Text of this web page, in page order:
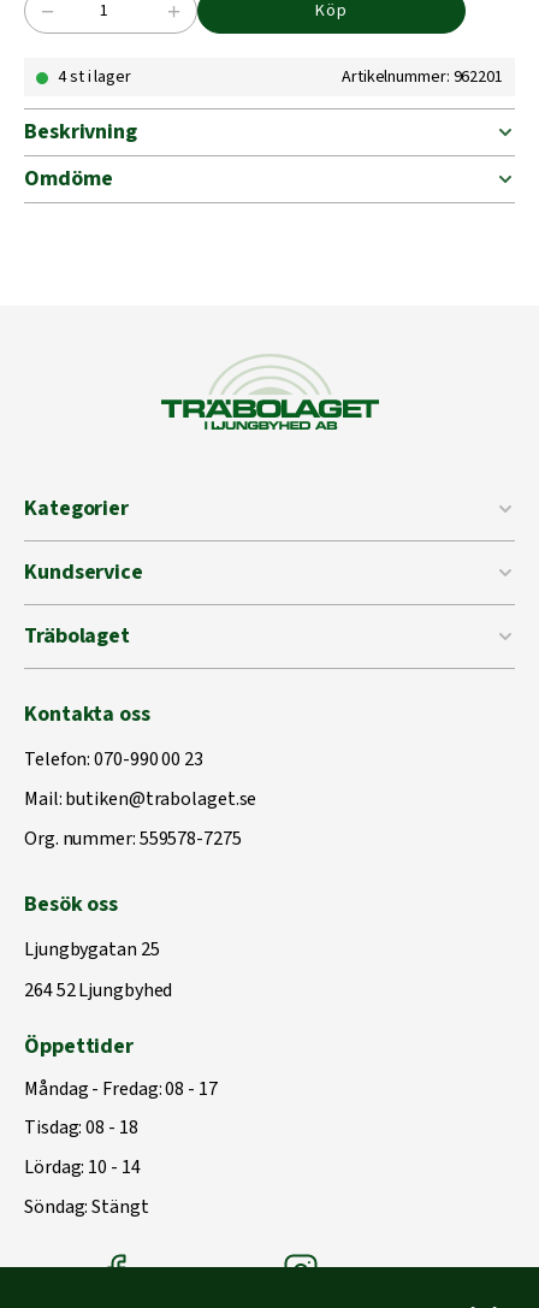
RÖRBÖJ
VPS-
SB
BÅREBO
mängd
− + Köp
4 st i lager Artikelnummer: 962201
Beskrivning
Omdöme
Kategorier
Kundservice
Träbolaget
Kontakta oss
Telefon:070-990 00 23
Mail:butiken@trabolaget.se
Org. nummer: 559578-7275
Besök oss
Ljungbygatan 25
264 52 Ljungbyhed
Öppettider
Måndag - Fredag: 08 - 17
Tisdag: 08 - 18
Lördag: 10 - 14
Söndag: Stängt